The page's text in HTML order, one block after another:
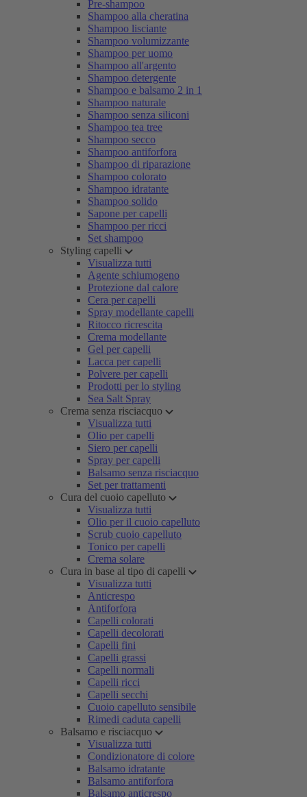
Pre-shampoo
Shampoo alla cheratina
Shampoo lisciante
Shampoo volumizzante
Shampoo per uomo
Shampoo all'argento
Shampoo detergente
Shampoo e balsamo 2 in 1
Shampoo naturale
Shampoo senza siliconi
Shampoo tea tree
Shampoo secco
Shampoo antiforfora
Shampoo di riparazione
Shampoo colorato
Shampoo idratante
Shampoo solido
Sapone per capelli
Shampoo per ricci
Set shampoo
Styling capelli
Visualizza tutti
Agente schiumogeno
Protezione dal calore
Cera per capelli
Spray modellante capelli
Ritocco ricrescita
Crema modellante
Gel per capelli
Lacca per capelli
Polvere per capelli
Prodotti per lo styling
Sea Salt Spray
Crema senza risciacquo
Visualizza tutti
Olio per capelli
Siero per capelli
Spray per capelli
Balsamo senza risciacquo
Set per trattamenti
Cura del cuoio capelluto
Visualizza tutti
Olio per il cuoio capelluto
Scrub cuoio capelluto
Tonico per capelli
Crema solare
Cura in base al tipo di capelli
Visualizza tutti
Anticrespo
Antiforfora
Capelli colorati
Capelli decolorati
Capelli fini
Capelli grassi
Capelli normali
Capelli ricci
Capelli secchi
Cuoio capelluto sensibile
Rimedi caduta capelli
Balsamo e risciacquo
Visualizza tutti
Condizionatore di colore
Balsamo idratante
Balsamo antiforfora
Balsamo anticrespo